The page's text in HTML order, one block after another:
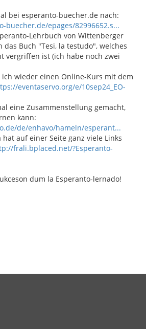
bei esperanto-buecher.de nach:
buecher.de/epages/82996652.s...
Lehrbuch von Wittenberger
Buch "Tesi, la testudo", welches
vergriffen ist (ich habe noch zwei
ich wieder einen Online-Kurs mit dem
eventaservo.org/e/10sep24_EO-
eine Zusammenstellung gemacht,
kann:
de/enhavo/hameln/esperant...
auf einer Seite ganz viele Links
frali.bplaced.net/?Esperanto-
dum la Esperanto-lernado!